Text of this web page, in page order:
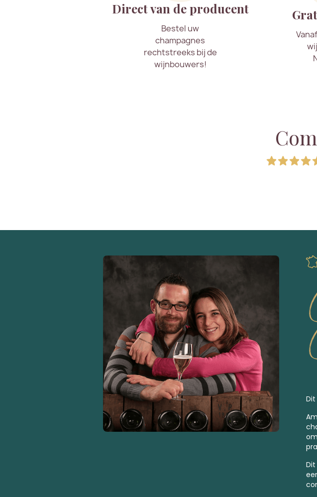
Direct van de producent
Bestel uw
champagnes
rechtstreeks bij de
wijnbouwers!